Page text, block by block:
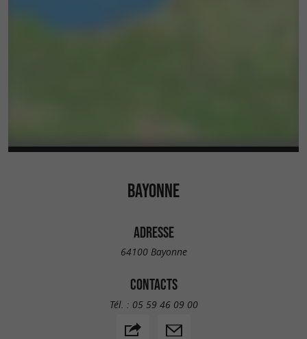
BAYONNE
ADRESSE
64100 Bayonne
CONTACTS
Tél. : 05 59 46 09 00